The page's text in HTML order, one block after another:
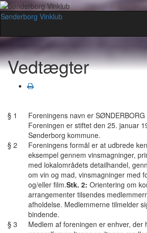
Sønderborg Vinklub
Vedtægter
§ 1
Foreningens navn er SØNDERBORG
Foreningen er stiftet den 25. januar
Sønderborg kommune.
§ 2
Foreningens formål er at udbrede
eksempel gennem vinsmagninger,
med lokalområdets detailhandel,
om vin og mad, vinsmagninger med
og/eller film.Stk. 2: Orientering om
arrangementer tilsendes
afholdelse. Medlemmerne tilmelder
bindende.
§ 3
Medlem af foreningen er enhver, der